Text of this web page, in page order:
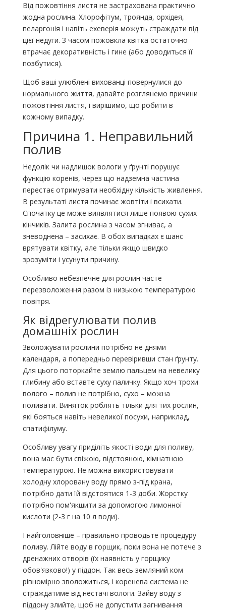
Від пожовтіння листя не застрахована практично
жодна рослина. Хлорофітум, троянда, орхідея,
пеларгонія і навіть ехеверія можуть страждати від
цієї недуги. З часом пожовкла квітка остаточно
втрачає декоративність і гине (або доводиться її
позбутися).
Щоб ваші улюблені вихованці повернулися до
нормального життя, давайте розглянемо причини
пожовтіння листя, і вирішимо, що робити в
кожному випадку.
Причина 1. Неправильний
полив
Недолік чи надлишок вологи у ґрунті порушує
функцію коренів, через що надземна частина
перестає отримувати необхідну кількість живлення.
В результаті листя починає жовтіти і всихати.
Спочатку це може виявлятися лише появою сухих
кінчиків. Залита рослина з часом згниває, а
зневоднена – засихає. В обох випадках є шанс
врятувати квітку, але тільки якщо швидко
зрозуміти і усунути причину.
Особливо небезпечне для рослин часте
перезволоження разом із низькою температурою
повітря.
Як відрегулювати полив
домашніх рослин
Зволожувати рослини потрібно не днями
календаря, а попередньо перевіривши стан ґрунту.
Для цього поторкайте землю пальцем на невелику
глибину або вставте суху паличку. Якщо хоч трохи
волого – полив не потрібно, сухо – можна
поливати. Виняток роблять тільки для тих рослин,
які бояться навіть невеликої посухи, наприклад,
спатифілуму.
Особливу увагу приділіть якості води для поливу,
вона має бути свіжою, відстояною, кімнатною
температурою. Не можна використовувати
холодну хлоровану воду прямо з-під крана,
потрібно дати їй відстоятися 1-3 доби. Жорстку
потрібно пом'якшити за допомогою лимонної
кислоти (2-3 г на 10 л води).
І найголовніше – правильно проводьте процедуру
поливу. Лійте воду в горщик, поки вона не потече з
дренажних отворів (їх наявність у горщику
обов'язково!) у піддон. Так весь земляний ком
рівномірно зволожиться, і коренева система не
страждатиме від нестачі вологи. Зайву воду з
піддону злийте, щоб не допустити загнивання